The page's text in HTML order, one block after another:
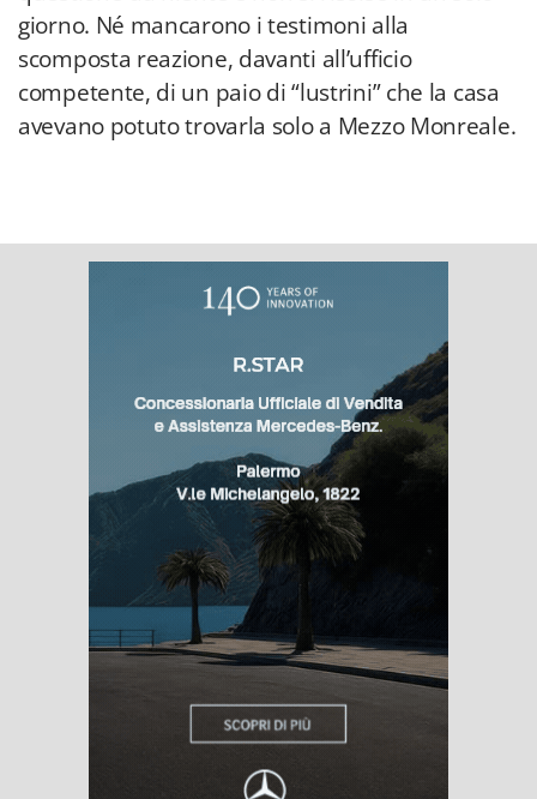
giorno. Né mancarono i testimoni alla
scomposta reazione, davanti all’ufficio
competente, di un paio di “lustrini” che la casa
avevano potuto trovarla solo a Mezzo Monreale.